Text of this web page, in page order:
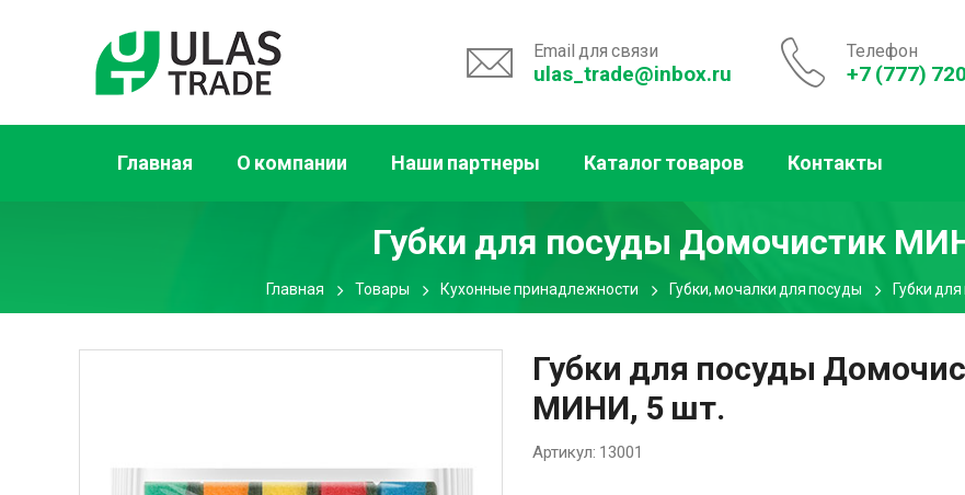
Email для связи
ulas_trade@inbox.ru
Телефон
+7 (777)
Главная О компании Наши партнеры Каталог товаров Контакты
Губки для посуды Домочистик
Главная Товары Кухонные принадлежности Губки, мочалки для посуды Губки
Губки для посуды
МИНИ, 5 шт.
Артикул: 13001